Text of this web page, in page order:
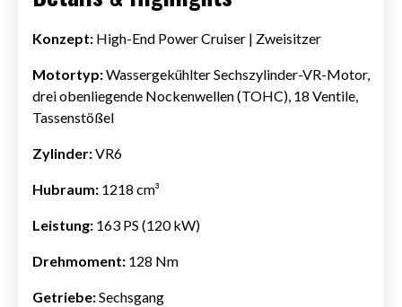
Konzept: High-End Power Cruiser | Zweisitzer
Motortyp:Wassergekühlter Sechszylinder-VR-Motor,
drei obenliegende Nockenwellen (TOHC), 18 Ventile,
Tassenstößel
Zylinder:VR6
Hubraum: 1218 cm³
Leistung: 163 PS (120 kW)
Drehmoment: 128 Nm
Getriebe:Sechsgang